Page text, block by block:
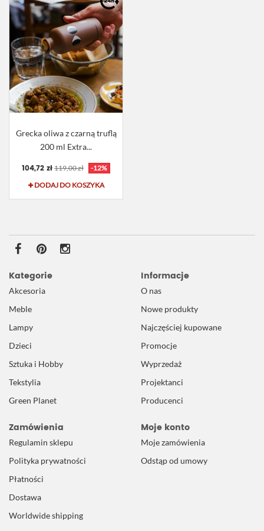
Grecka oliwa z czarną truflą
200 ml Extra...
104,72 zł 119,00 zł
-12%
DODAJ DO KOSZYKA
Kategorie
Akcesoria
Meble
Lampy
Dzieci
Sztuka i Hobby
Tekstylia
Green Planet
Informacje
O nas
Nowe produkty
Najczęściej kupowane
Promocje
Wyprzedaż
Projektanci
Producenci
Zamówienia
Regulamin sklepu
Polityka prywatności
Płatności
Dostawa
Worldwide shipping
Moje konto
Moje zamówienia
Odstąp od umowy